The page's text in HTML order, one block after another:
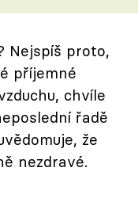
Nejspíš proto,
příjemné
chvíle
řadě
že
nezdravé.